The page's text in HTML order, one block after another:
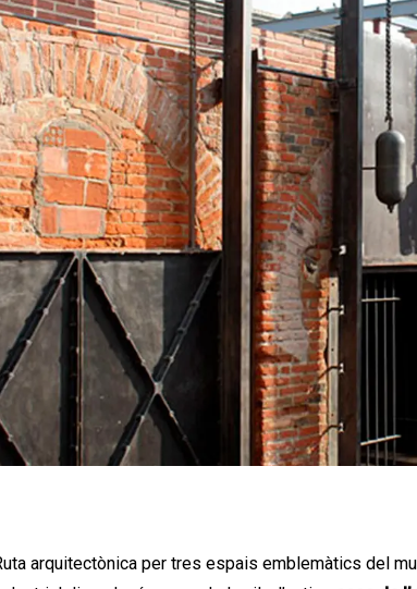
arquitectònica per tres espais emblemàtics del